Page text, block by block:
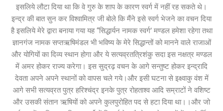
इसलिये लौटा दिया था कि वे गुरु के शाप के कारण स्वर्ग में नहीं रह सकते थे।
इन्द्र की बात सुन कर विश्वामित्र जी बोले कि मैंने इसे स्वर्ग भेजने का वचन दिया
है इसलिये मेरे द्वारा बनाया गया यह “सिद्धार्यन नामक स्वर्ग’ मण्डल हमेशा रहेगा तथा
ज्ञानगंज नामक सप्तऋषिमंडल भी भविष्य के मेरे सिद्धान्तों को मानने वाले राजाओं
और योगियों का दिव्य स्थान होगा और ये सत्यव्रतत्रिशंकु सदा इस नक्षत्र मण्डल
में अमर होकर राज्य करेगा। इस सुद्रढ़ वचन के आगे सन्तुष्ट होकर इन्द्रादि
देवता अपने अपने स्थानों को वापस चले गये।और इसी घटना से इक्ष्वाकु वंश में
आगे सभी सत्यव्रत पुत्र हरिश्चंद्र इनके पुत्र रोहताश्व आदि सम्राटों ने वशिष्ट
और उसकी संतान ऋषियों को अपने कुलपुरोहित पद से हटा दिया था।।और जो